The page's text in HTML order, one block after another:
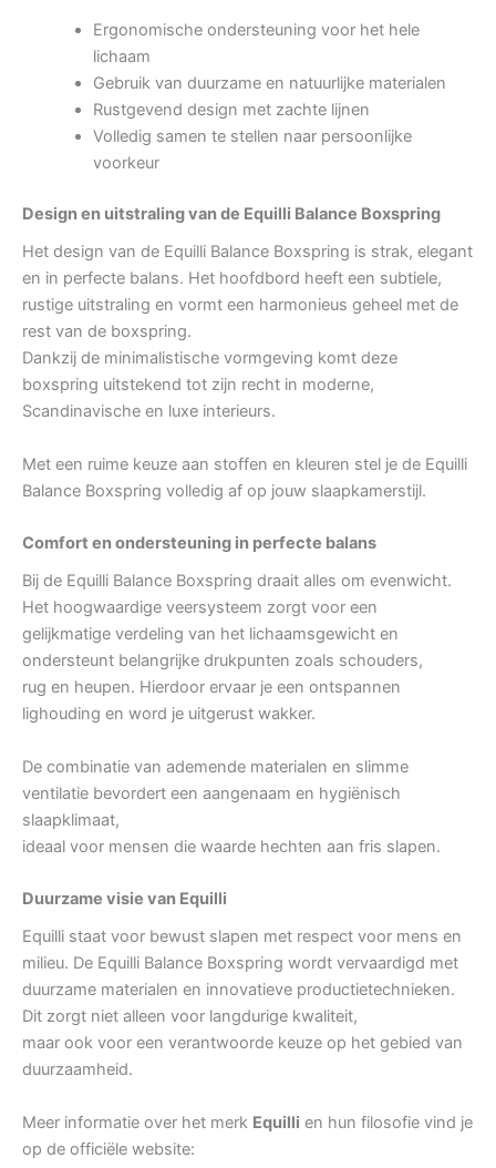
Ergonomische ondersteuning voor het hele
lichaam
Gebruik van duurzame en natuurlijke materialen
Rustgevend design met zachte lijnen
Volledig samen te stellen naar persoonlijke
voorkeur
Design en uitstraling van de Equilli Balance Boxspring
Het design van de Equilli Balance Boxspring is strak, elegant
en in perfecte balans. Het hoofdbord heeft een subtiele,
rustige uitstraling en vormt een harmonieus geheel met de
rest van de boxspring.
Dankzij de minimalistische vormgeving komt deze
boxspring uitstekend tot zijn recht in moderne,
Scandinavische en luxe interieurs.
Met een ruime keuze aan stoffen en kleuren stel je de Equilli
Balance Boxspring volledig af op jouw slaapkamerstijl.
Comfort en ondersteuning in perfecte balans
Bij de Equilli Balance Boxspring draait alles om evenwicht.
Het hoogwaardige veersysteem zorgt voor een
gelijkmatige verdeling van het lichaamsgewicht en
ondersteunt belangrijke drukpunten zoals schouders,
rug en heupen. Hierdoor ervaar je een ontspannen
lighouding en word je uitgerust wakker.
De combinatie van ademende materialen en slimme
ventilatie bevordert een aangenaam en hygiënisch
slaapklimaat,
ideaal voor mensen die waarde hechten aan fris slapen.
Duurzame visie van Equilli
Equilli staat voor bewust slapen met respect voor mens en
milieu. De Equilli Balance Boxspring wordt vervaardigd met
duurzame materialen en innovatieve productietechnieken.
Dit zorgt niet alleen voor langdurige kwaliteit,
maar ook voor een verantwoorde keuze op het gebied van
duurzaamheid.
Meer informatie over het merk Equilli en hun filosofie vind je
op de officiële website: